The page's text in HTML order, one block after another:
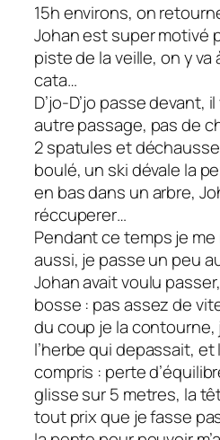
15h environs, on
Johan est super motivé
piste de la veille, on y va
cata…
D’jo-D’jo passe devant,
autre passage, pas de
2 spatules et
boulé, un ski dévale la
en bas dans un arbre,
réccuperer…
Pendant ce temps je
aussi, je passe un peu
Johan avait voulu
bosse : pas assez de
du coup je la contourne,
l’herbe qui depassait, et
compris : perte
glisse sur 5 metres, la
tout prix que je fasse